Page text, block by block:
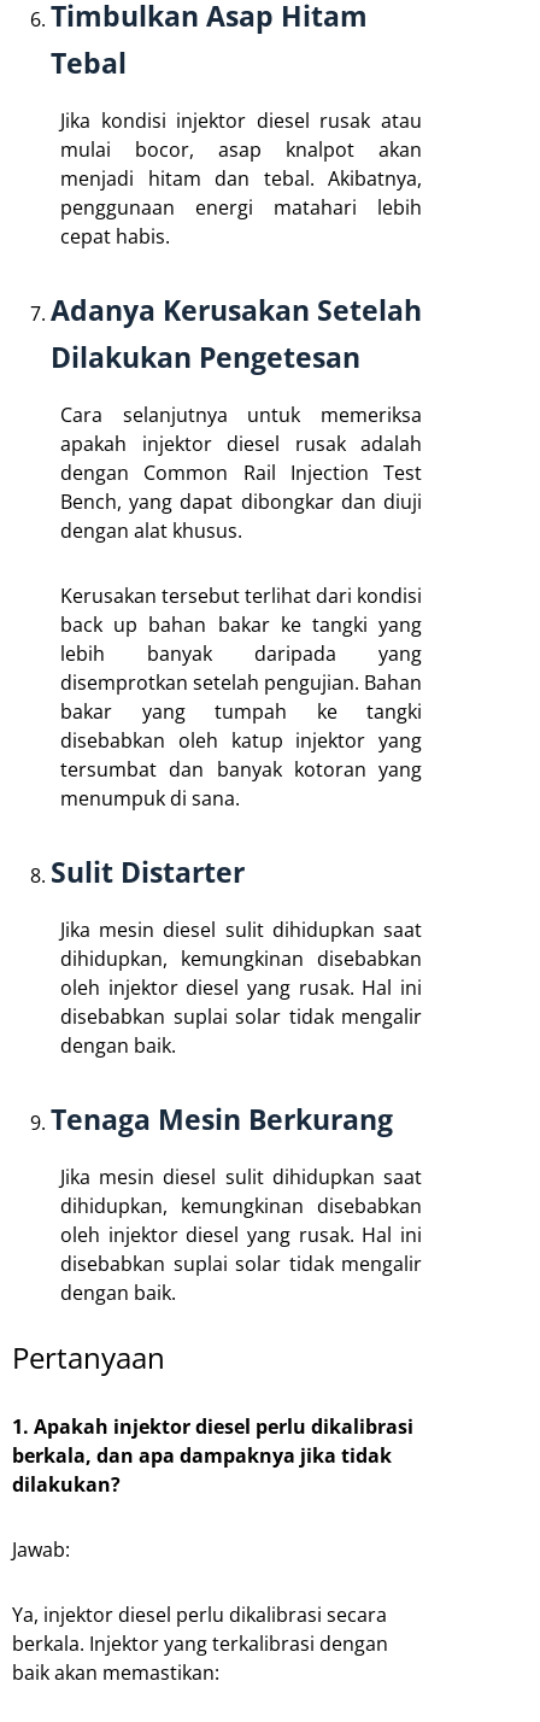
Timbulkan Asap Hitam
Tebal
Jika kondisi injektor diesel rusak atau
mulai bocor, asap knalpot akan
menjadi hitam dan tebal. Akibatnya,
penggunaan energi matahari lebih
cepat habis.
Adanya Kerusakan Setelah
Dilakukan Pengetesan
Cara selanjutnya untuk memeriksa
apakah injektor diesel rusak adalah
dengan Common Rail Injection Test
Bench, yang dapat dibongkar dan diuji
dengan alat khusus.
Kerusakan tersebut terlihat dari kondisi
back up bahan bakar ke tangki yang
lebih banyak daripada yang
disemprotkan setelah pengujian. Bahan
bakar yang tumpah ke tangki
disebabkan oleh katup injektor yang
tersumbat dan banyak kotoran yang
menumpuk di sana.
Sulit Distarter
Jika mesin diesel sulit dihidupkan saat
dihidupkan, kemungkinan disebabkan
oleh injektor diesel yang rusak. Hal ini
disebabkan suplai solar tidak mengalir
dengan baik.
Tenaga Mesin Berkurang
Jika mesin diesel sulit dihidupkan saat
dihidupkan, kemungkinan disebabkan
oleh injektor diesel yang rusak. Hal ini
disebabkan suplai solar tidak mengalir
dengan baik.
Pertanyaan
1. Apakah injektor diesel perlu dikalibrasi
berkala, dan apa dampaknya jika tidak
dilakukan?
Jawab:
Ya, injektor diesel perlu dikalibrasi secara
berkala. Injektor yang terkalibrasi dengan
baik akan memastikan: